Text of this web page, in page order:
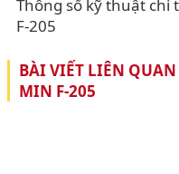
Thông số kỹ thuật chi
F-205
BÀI VIẾT LIÊN
MIN F-205